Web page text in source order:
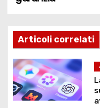
g
a
z
Articoli correlati